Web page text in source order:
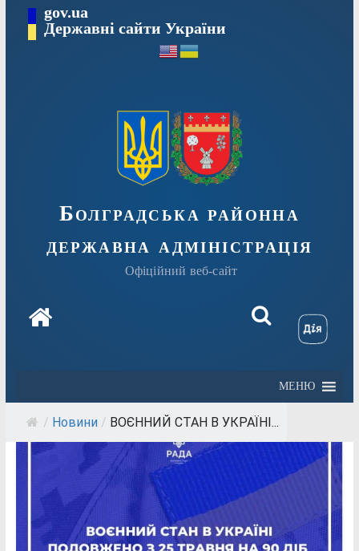
Перейтиgov.ua
Державні сайти України
Болградська районна
державна адміністрація
Офіційний веб-сайт
МЕНЮ
/ Новини / ВОЄННИЙ СТАН В УКРАЇНІ...